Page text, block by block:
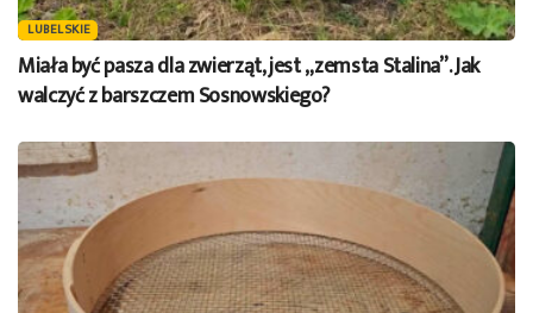
LUBELSKIE
Miała być pasza dla zwierząt, jest „zemsta Stalina”. Jak
walczyć z barszczem Sosnowskiego?